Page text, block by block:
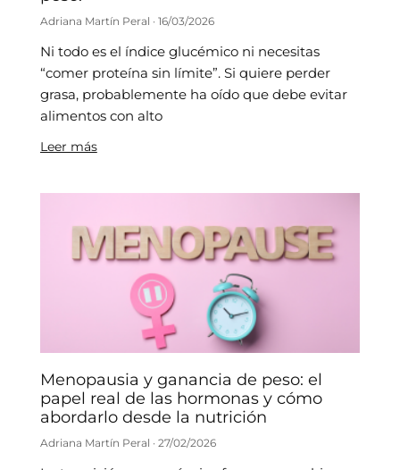
Adriana Martín Peral 16/03/2026
Ni todo es el índice glucémico ni necesitas
“comer proteína sin límite”. Si quiere perder
grasa, probablemente ha oído que debe evitar
alimentos con alto
Leer más
Menopausia y ganancia de peso: el
papel real de las hormonas y cómo
abordarlo desde la nutrición
Adriana Martín Peral 27/02/2026